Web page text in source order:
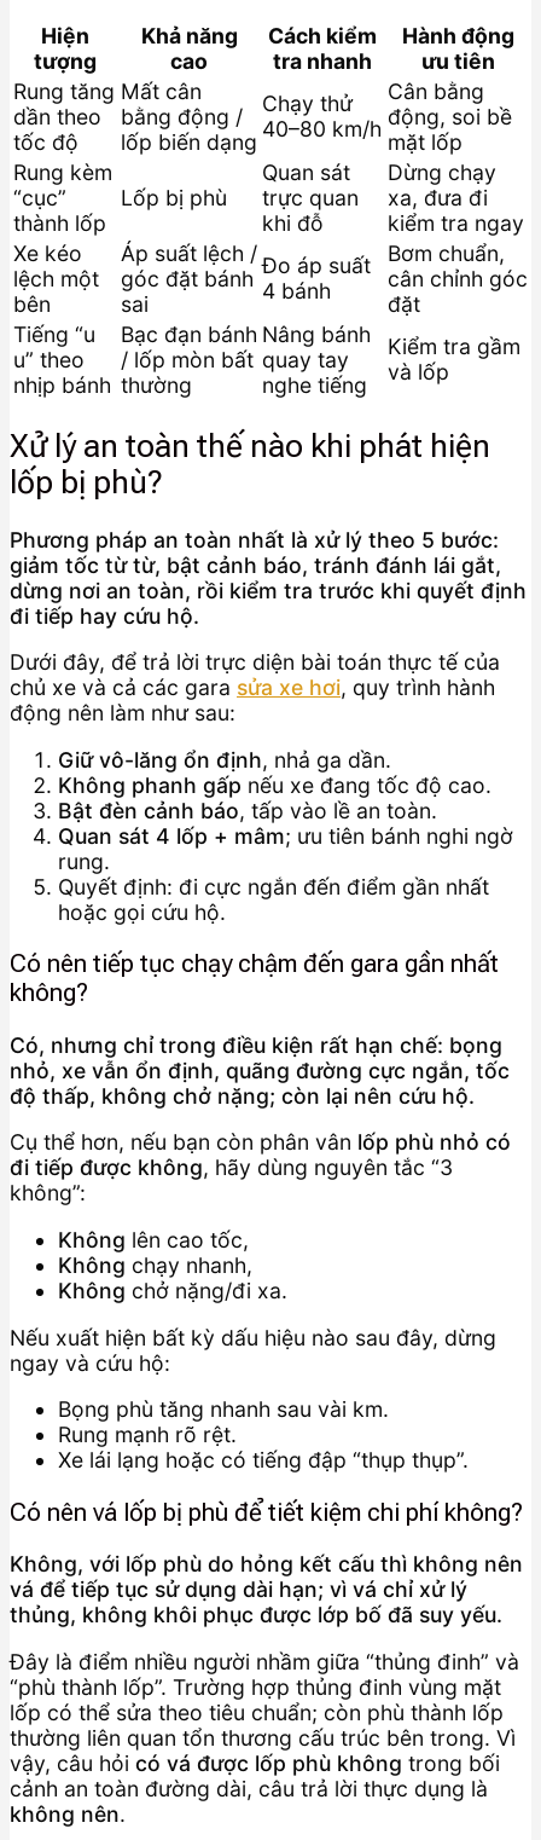
Hiện
tượng
Khả năng
cao
Cách kiểm
tra nhanh
Hành động
ưu tiên
Rung tăng
dần theo
tốc độ
Mất cân
bằng động /
lốp biến dạng
Chạy thử
40–80 km/h
Cân bằng
động, soi bề
mặt lốp
Rung kèm
“cục”
thành lốp
Lốp bị phù
Quan sát
trực quan
khi đỗ
Dừng chạy
xa, đưa đi
kiểm tra ngay
Xe kéo
lệch một
bên
Áp suất lệch /
góc đặt bánh
sai
Đo áp suất
4 bánh
Bơm chuẩn,
cân chỉnh góc
đặt
Tiếng “u
u” theo
nhịp bánh
Bạc đạn bánh
/ lốp mòn bất
thường
Nâng bánh
quay tay
nghe tiếng
Kiểm tra gầm
và lốp
Xử lý an toàn thế nào khi phát hiện
lốp bị phù?
Phương pháp an toàn nhất là xử lý theo 5 bước:
giảm tốc từ từ, bật cảnh báo, tránh đánh lái gắt,
dừng nơi an toàn, rồi kiểm tra trước khi quyết định
đi tiếp hay cứu hộ.
Dưới đây, để trả lời trực diện bài toán thực tế của
chủ xe và cả các gara sửa xe hơi, quy trình hành
động nên làm như sau:
Giữ vô-lăng ổn định, nhả ga dần.
Không phanh gấp nếu xe đang tốc độ cao.
Bật đèn cảnh báo, tấp vào lề an toàn.
Quan sát 4 lốp + mâm; ưu tiên bánh nghi ngờ
rung.
Quyết định: đi cực ngắn đến điểm gần nhất
hoặc gọi cứu hộ.
Có nên tiếp tục chạy chậm đến gara gần nhất
không?
Có, nhưng chỉ trong điều kiện rất hạn chế: bọng
nhỏ, xe vẫn ổn định, quãng đường cực ngắn, tốc
độ thấp, không chở nặng; còn lại nên cứu hộ.
Cụ thể hơn, nếu bạn còn phân vân lốp phù nhỏ có
đi tiếp được không, hãy dùng nguyên tắc “3
không”:
Không lên cao tốc,
Không chạy nhanh,
Không chở nặng/đi xa.
Nếu xuất hiện bất kỳ dấu hiệu nào sau đây, dừng
ngay và cứu hộ:
Bọng phù tăng nhanh sau vài km.
Rung mạnh rõ rệt.
Xe lái lạng hoặc có tiếng đập “thụp thụp”.
Có nên vá lốp bị phù để tiết kiệm chi phí không?
Không, với lốp phù do hỏng kết cấu thì không nên
vá để tiếp tục sử dụng dài hạn; vì vá chỉ xử lý
thủng, không khôi phục được lớp bố đã suy yếu.
Đây là điểm nhiều người nhầm giữa “thủng đinh” và
“phù thành lốp”. Trường hợp thủng đinh vùng mặt
lốp có thể sửa theo tiêu chuẩn; còn phù thành lốp
thường liên quan tổn thương cấu trúc bên trong. Vì
vậy, câu hỏi có vá được lốp phù không trong bối
cảnh an toàn đường dài, câu trả lời thực dụng là
không nên.